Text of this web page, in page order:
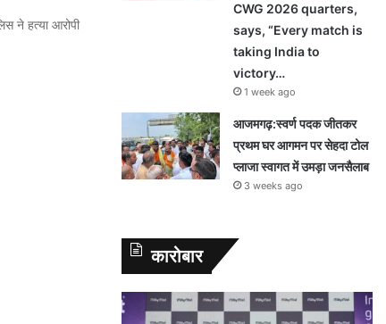
ने हत्या आरोपी
CWG 2026 quarters,
says, “Every match is
taking India to
victory…
1 week ago
आजमगढ़:स्वर्ण पदक जीतकर
प्रथम घर आगमन पर सेहदा टोल
प्लाजा स्वागत में उमड़ा जनसैलाब
3 weeks ago
कारोबार